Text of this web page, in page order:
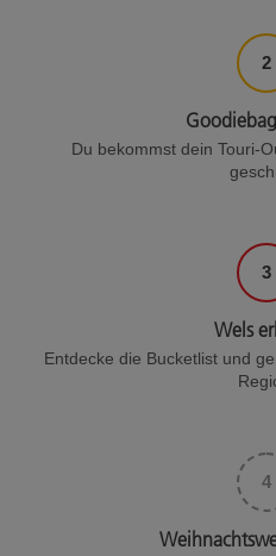
2
Du bekommst dein Touri-
3
Wels
Entdecke die Bucketlist und
4